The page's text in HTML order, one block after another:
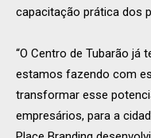
capacitação prática dos
“O Centro de Tubarão já
estamos fazendo com
transformar esse
empresários, para a